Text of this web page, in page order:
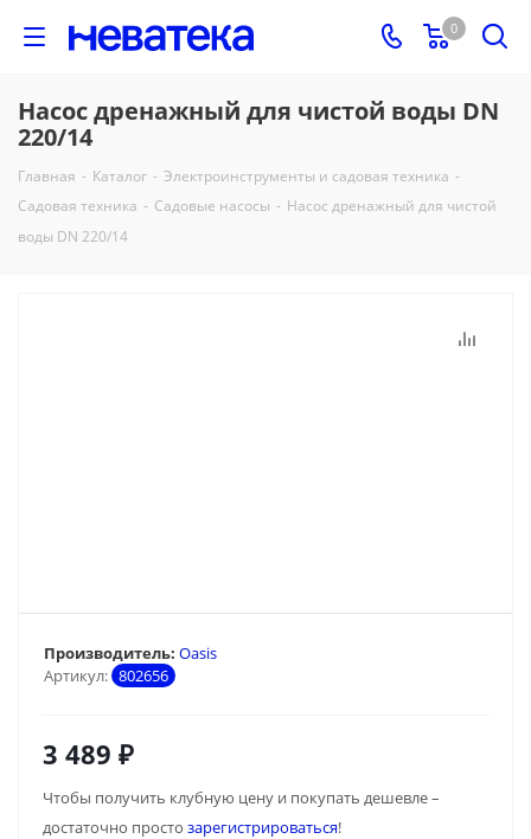
0
Насос дренажный для чистой воды DN
220/14
Главная - Каталог - Электроинструменты и садовая техника -
Садовая техника - Садовые насосы - Насос дренажный для чистой
воды DN 220/14
Артикул: 802656
Производитель: Oasis
3 489 ₽
Чтобы получить клубную цену и покупать дешевле –
достаточно просто зарегистрироваться!